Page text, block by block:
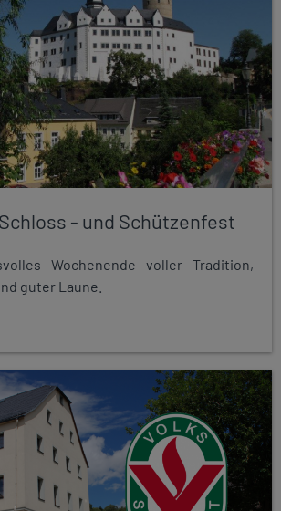
Schloss - und Schützenfest
Wochenende voller Tradition,
guter Laune.